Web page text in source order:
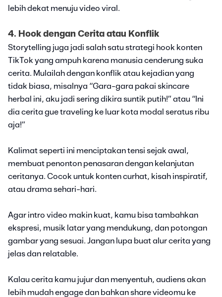
lebih dekat menuju video viral.
4. Hook dengan Cerita atau Konflik
Storytelling juga jadi salah satu strategi hook konten
TikTok yang ampuh karena manusia cenderung suka
cerita. Mulailah dengan konflik atau kejadian yang
tidak biasa, misalnya “Gara-gara pakai skincare
herbal ini, aku jadi sering dikira suntik putih!” atau “Ini
dia cerita gue traveling ke luar kota modal seratus ribu
aja!”
Kalimat seperti ini menciptakan tensi sejak awal,
membuat penonton penasaran dengan kelanjutan
ceritanya. Cocok untuk konten curhat, kisah inspiratif,
atau drama sehari-hari.
Agar intro video makin kuat, kamu bisa tambahkan
ekspresi, musik latar yang mendukung, dan potongan
gambar yang sesuai. Jangan lupa buat alur cerita yang
jelas dan relatable.
Kalau cerita kamu jujur dan menyentuh, audiens akan
lebih mudah engage dan bahkan share videomu ke